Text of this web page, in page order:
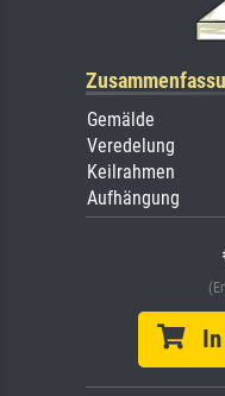
Gemälde
Veredelung
Keilrahmen
Aufhängung
In